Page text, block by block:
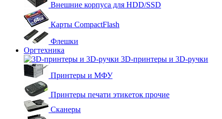
Внешние корпуса для HDD/SSD
Карты CompactFlash
Флешки
Оргтехника
3D-принтеры и 3D-ручки
Принтеры и МФУ
Принтеры печати этикеток прочие
Сканеры